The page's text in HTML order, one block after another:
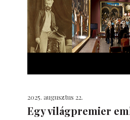
2025. augusztus 22.
Egy világpremier